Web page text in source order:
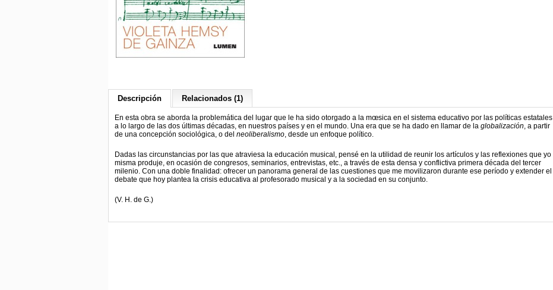
Descripción Relacionados (1)
En esta obra se aborda la problemática del lugar que le ha sido otorgado a la mœsica en el sistema educativo por las políticas estatales
a lo largo de las dos últimas décadas, en nuestros países y en el mundo. Una era que se ha dado en llamar de la globalización, a partir
de una concepción sociológica, o del neoliberalismo, desde un enfoque político.
Dadas las circunstancias por las que atraviesa la educación musical, pensé en la utilidad de reunir los artículos y las reflexiones que yo
misma produje, en ocasión de congresos, seminarios, entrevistas, etc., a través de esta densa y conflictiva primera década del tercer
milenio. Con una doble finalidad: ofrecer un panorama general de las cuestiones que me movilizaron durante ese período y extender el
debate que hoy plantea la crisis educativa al profesorado musical y a la sociedad en su conjunto.
(V. H. de G.)